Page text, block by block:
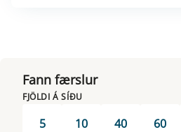
Fann færslur
FJÖLDI Á SÍÐU
5 10 40 60